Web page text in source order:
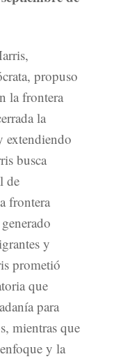
propuso
la frontera
la
extendiendo
busca
de
frontera
y
prometió
que
para
mientras que
y la